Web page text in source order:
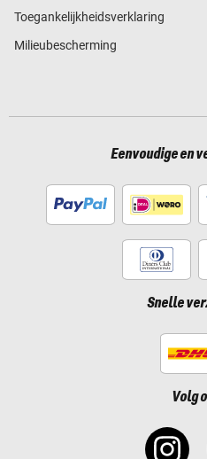
Toegankelijkheidsverklaring
Milieubescherming
Eenvoudige en
Snelle
Volg